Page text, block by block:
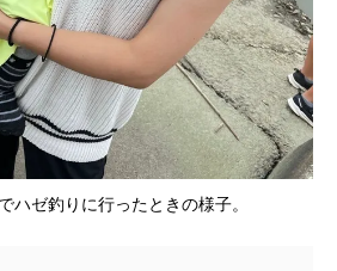
ハゼ釣りに行ったときの様子。